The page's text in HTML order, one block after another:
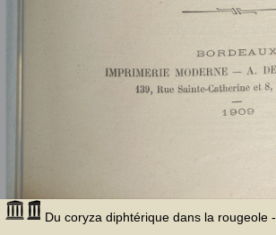
Du coryza diphtérique dans la rougeole -